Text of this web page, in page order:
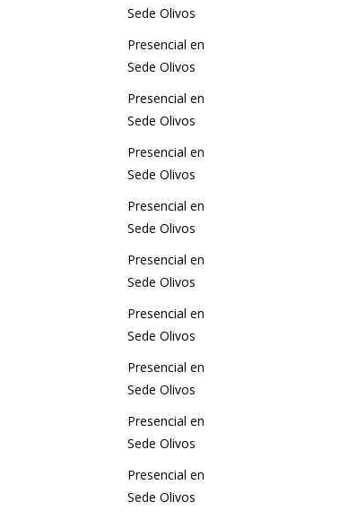
Sede Olivos
Presencial en
Sede Olivos
Presencial en
Sede Olivos
Presencial en
Sede Olivos
Presencial en
Sede Olivos
Presencial en
Sede Olivos
Presencial en
Sede Olivos
Presencial en
Sede Olivos
Presencial en
Sede Olivos
Presencial en
Sede Olivos